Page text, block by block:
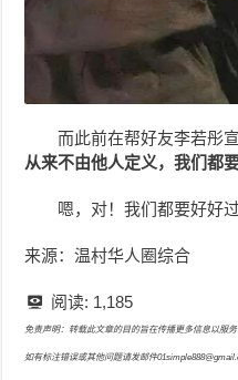
而此前在帮好友李若彤
从来不由他人定义，我们都要
嗯，对！我们都要好好过
来源：温村华人圈综合
阅读: 1,185
免责声明：转载此文章的目的旨在传播更多信息以服
如有标注错误或其他问题请发邮件